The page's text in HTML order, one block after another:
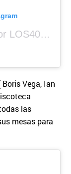
Una publicación compartida por LOS40 Panamá (@los40panama)
Vega, Ian
las
mesas para